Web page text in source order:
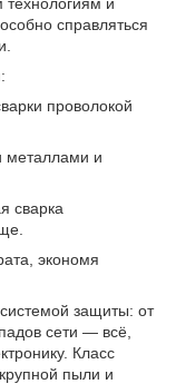
справляться
проволокой
металлами и
сварка
экономя
защиты: от
сети — всё,
Класс
пыли и